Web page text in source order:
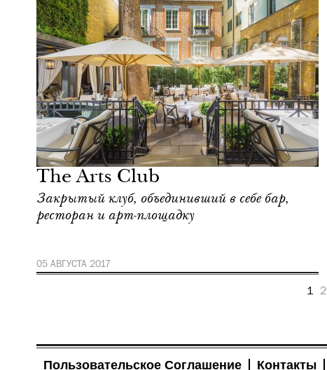
The Arts Club
Закрытый клуб, объединивший в себе бар,
ресторан и арт-площадку
05 АВГУСТА 2017
Еда
Лондон
1 2
Пользовательское Соглашение Контакты